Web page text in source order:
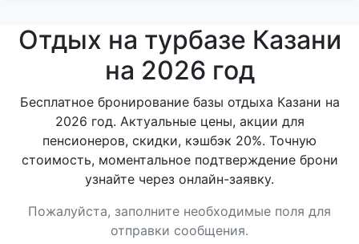
Отдых на турбазе Казани
на 2026 год
Бесплатное бронирование базы отдыха Казани на
2026 год. Актуальные цены, акции для
пенсионеров, скидки, кэшбэк 20%. Точную
стоимость, моментальное подтверждение брони
узнайте через онлайн-заявку.
Пожалуйста, заполните необходимые поля для
отправки сообщения.